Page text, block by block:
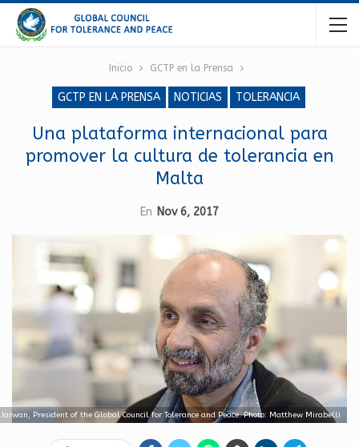
Inicio GCTP en la Prensa
GCTP EN LA PRENSA NOTICIAS TOLERANCIA
Una plataforma internacional para
promover la cultura de tolerancia en
Malta
En Nov 6, 2017
President of the Global Council for Tolerance and Peace. Photo: Matthew Mirabelli